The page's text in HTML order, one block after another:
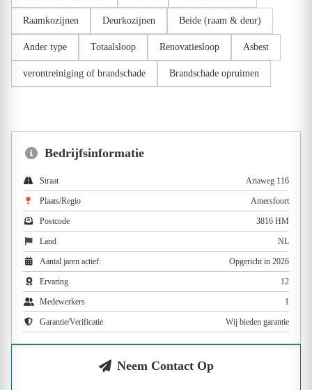
Raamkozijnen Deurkozijnen Beide (raam & deur)
Ander type Totaalsloop Renovatiesloop Asbest
verontreiniging of brandschade Brandschade opruimen
Bedrijfsinformatie
Straat Ariaweg 116
Plaats/Regio Amersfoort
Postcode 3816 HM
Land NL
Aantal jaren actief: Opgericht in 2026
Ervaring 12
Medewerkers 1
Garantie/Verificatie Wij bieden garantie
Neem Contact Op